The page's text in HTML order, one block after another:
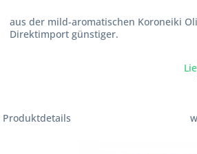
aus der mild-aromatischen Koroneiki
Direktimport günstiger.
Produktdetails